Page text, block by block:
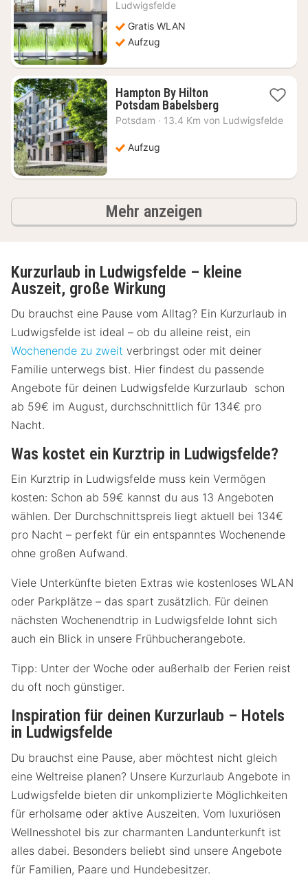
Ludwigsfelde
Gratis WLAN
Aufzug
Hampton By Hilton
Potsdam Babelsberg1
Nacht
Potsdam · 13.4 Km von Ludwigsfelde
Aufzug
Mehr anzeigen
Kurzurlaub in Ludwigsfelde – kleine
Auszeit, große Wirkung
Du brauchst eine Pause vom Alltag? Ein Kurzurlaub in
Ludwigsfelde ist ideal – ob du alleine reist, ein
Wochenende zu zweit verbringst oder mit deiner
Familie unterwegs bist. Hier findest du passende
Angebote für deinen Ludwigsfelde Kurzurlaub schon
ab 59€ im August, durchschnittlich für 134€ pro
Nacht.
Was kostet ein Kurztrip in Ludwigsfelde?
Ein Kurztrip in Ludwigsfelde muss kein Vermögen
kosten: Schon ab 59€ kannst du aus 13 Angeboten
wählen. Der Durchschnittspreis liegt aktuell bei 134€
pro Nacht – perfekt für ein entspanntes Wochenende
ohne großen Aufwand.
Viele Unterkünfte bieten Extras wie kostenloses WLAN
oder Parkplätze – das spart zusätzlich. Für deinen
nächsten Wochenendtrip in Ludwigsfelde lohnt sich
auch ein Blick in unsere Frühbucherangebote.
Tipp: Unter der Woche oder außerhalb der Ferien reist
du oft noch günstiger.
Inspiration für deinen Kurzurlaub – Hotels
in Ludwigsfelde
Du brauchst eine Pause, aber möchtest nicht gleich
eine Weltreise planen? Unsere Kurzurlaub Angebote in
Ludwigsfelde bieten dir unkomplizierte Möglichkeiten
für erholsame oder aktive Auszeiten. Vom luxuriösen
Wellnesshotel bis zur charmanten Landunterkunft ist
alles dabei. Besonders beliebt sind unsere Angebote
für Familien, Paare und Hundebesitzer.